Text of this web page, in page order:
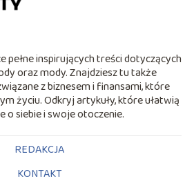
pełne inspirujących treści dotyczących
oraz mody. Znajdziesz tu także
z biznesem i finansami, które
życiu. Odkryj artykuły, które ułatwią
o siebie i swoje otoczenie.
REDAKCJA
KONTAKT